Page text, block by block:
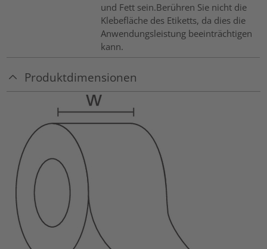
und Fett sein.Berühren Sie nicht die
Klebefläche des Etiketts, da dies die
Anwendungsleistung beeinträchtigen
kann.
Produktdimensionen